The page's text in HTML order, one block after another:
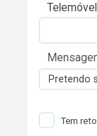
Telemóvel
Pretendo
Tem